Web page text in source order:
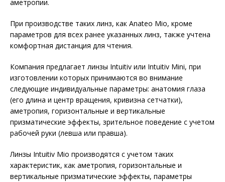
аметропии.
При производстве таких линз, как Anateo Mio, кроме
параметров для всех ранее указанных линз, также учтена
комфортная дистанция для чтения.
Компания предлагает линзы Intuitiv или Intuitiv Mini, при
изготовлении которых принимаются во внимание
следующие индивидуальные параметры: анатомия глаза
(его длина и центр вращения, кривизна сетчатки),
аметропия, горизонтальные и вертикальные
призматические эффекты, зрительное поведение с учетом
рабочей руки (левша или правша).
Линзы Intuitiv Mio производятся с учетом таких
характеристик, как аметропия, горизонтальные и
вертикальные призматические эффекты, параметры